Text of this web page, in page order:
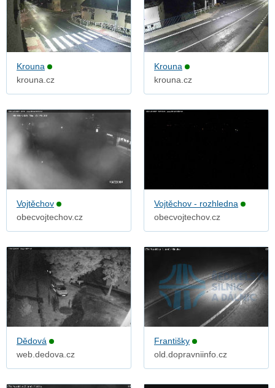
Krouna
krouna.cz
Krouna
krouna.cz
Vojtěchov
obecvojtechov.cz
Vojtěchov - rozhledna
obecvojtechov.cz
Dědová
web.dedova.cz
Františky
old.dopravniinfo.cz